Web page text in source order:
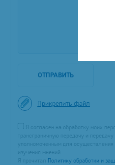
ОТПРАВИТЬ
Прикрепить файл
Я согласен на обработку моих
трансграничную передачу и передачу
уполномоченным для
изучения мнений.
Я прочитал Политику обработки и